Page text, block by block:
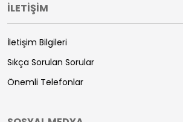
İLETİŞİM
İletişim Bilgileri
Sıkça Sorulan Sorular
Önemli Telefonlar